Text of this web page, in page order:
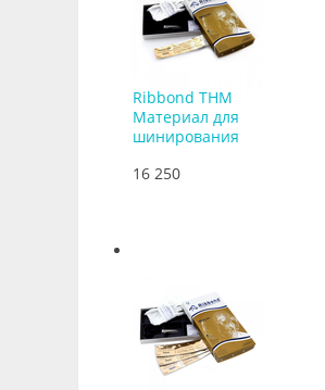
Ribbond THM
Материал для
шинирования
16 250